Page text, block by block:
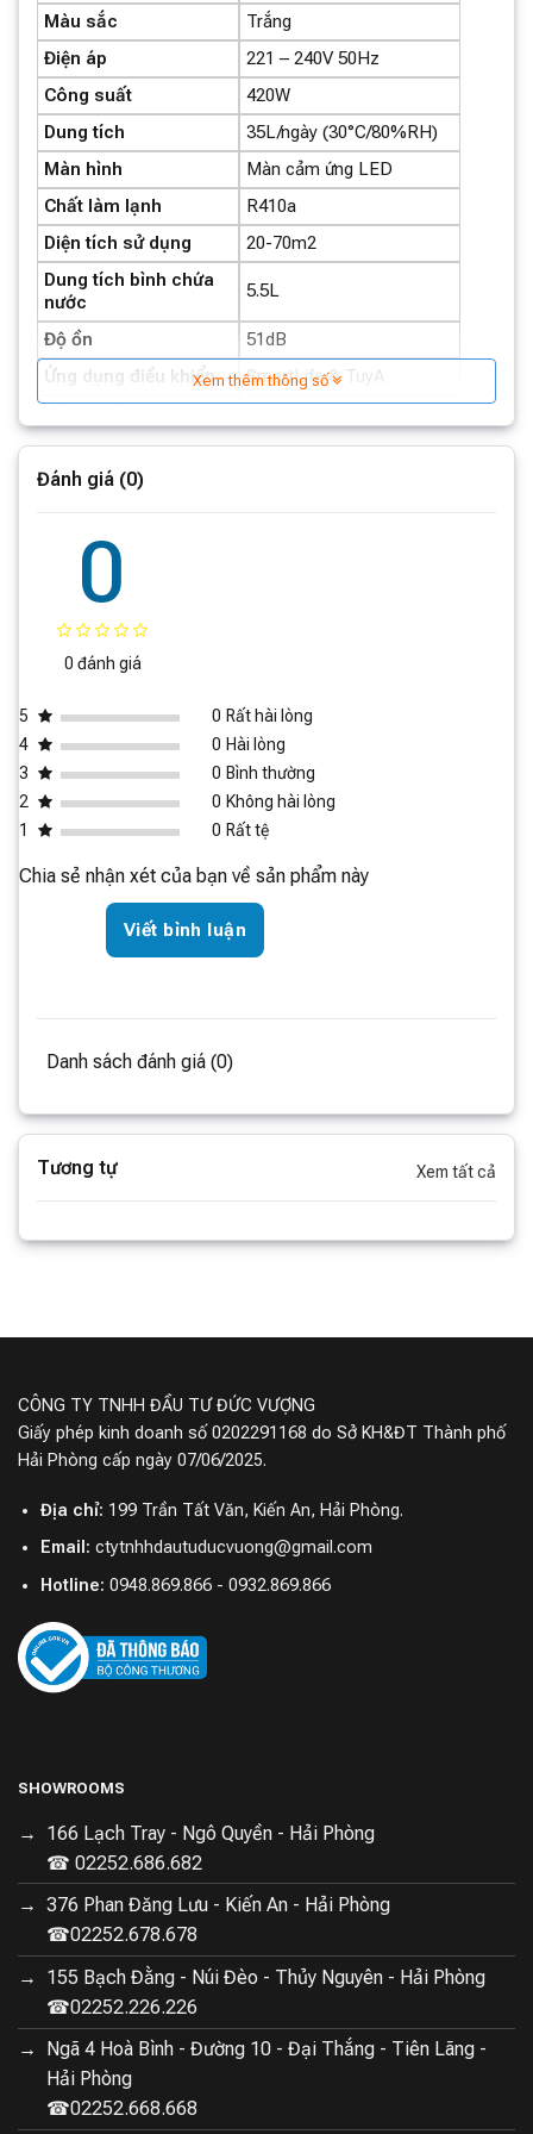
Máy hút ẩm Lumias LMD-35L có thiết kế
trang nhã, đẹp mắt
Lumias LMD-35L có màu sắc trang nhã và thiết kế hiện
đại. Với kích thước nhỏ gọn và kiểu dáng vuông vắn,
màu trắng tinh tế dễ dàng phối hợp với mọi không gian,
từ phòng khách, phòng ngủ đến văn phòng. Không chỉ
Màu sắc
Trắng
Điện áp
221 – 240V 50Hz
Công suất
420W
Dung tích
35L/ngày (30°C/80%RH)
Màn hình
Màn cảm ứng LED
Chất làm lạnh
R410a
Diện tích sử dụng
20-70m2
Dung tích bình chứa
nước
5.5L
Độ ồn
51dB
Ứng dụng điều khiển
SmartLife & TuyA
Khối lượng
15kg
Thương hiệu
Xem thêm thông số
Đánh giá (0)
0
0 đánh giá
5 0 Rất hài lòng
4
0 Hài lòng
3
0 Bình thường
2
0 Không hài lòng
1
0 Rất tệ
Chia sẻ nhận xét của bạn về sản phẩm này
Viết bình luận
Danh sách đánh giá (0)
Tương tự Xem tất cả
CÔNG TY TNHH ĐẦU TƯ ĐỨC VƯỢNG
Giấy phép kinh doanh số 0202291168 do Sở KH&ĐT Thành phố
Hải Phòng cấp ngày 07/06/2025.
Địa chỉ: 199 Trần Tất Văn, Kiến An, Hải Phòng.
Email: ctytnhhdautuducvuong@gmail.com
Hotline: 0948.869.866 - 0932.869.866
SHOWROOMS
166 Lạch Tray - Ngô Quyền - Hải Phòng
☎ 02252.686.682
376 Phan Đăng Lưu - Kiến An - Hải Phòng
☎02252.678.678
155 Bạch Đằng - Núi Đèo - Thủy Nguyên - Hải Phòng
☎02252.226.226
Ngã 4 Hoà Bình - Đường 10 - Đại Thắng - Tiên Lãng -
Hải Phòng
☎02252.668.668